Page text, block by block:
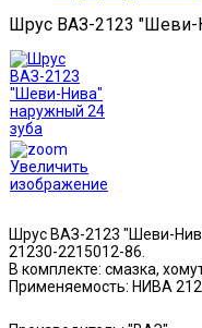
Шрус ВАЗ-2123 "Шеви-
Увеличить
изображение
Шрус ВАЗ-2123 "Шеви-
21230-2215012-86.
В комплекте: смазка,
Применяемость: НИВА